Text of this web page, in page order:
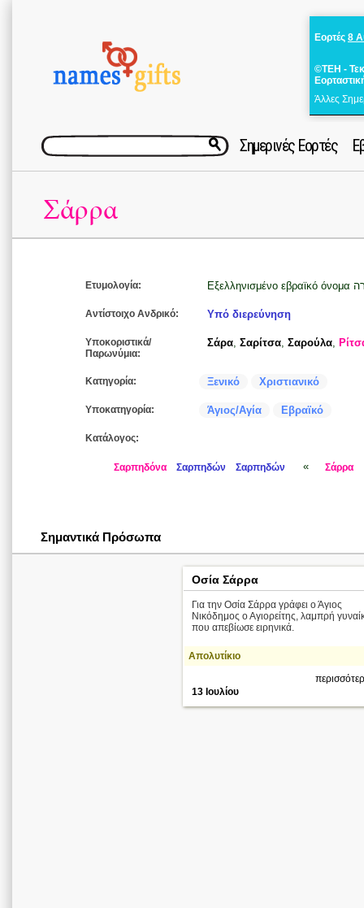
Εορτές 8
©ΤΕΗ -
Άλλες
Σημερινές Εορτές
Σάρρα
Ετυμολογία:
Αντίστοιχο Ανδρικό: Υπό διερεύνηση
Υποκοριστικά/
Παρωνύμια:
Σάρα, Σαρίτσα, Σαρούλα,
Κατηγορία: Ξενικό Χριστιανικό
Υποκατηγορία: Άγιος/Αγία Εβραϊκό
Κατάλογος:
Σαρπηδόνα Σαρπηδών Σαρπηδών « Σάρρα
Σημαντικά Πρόσωπα
Οσία Σάρρα
Για την Οσία Σάρρα γράφει ο Άγιος
Νικόδημος ο Αγιορείτης, λαμπρή
που απεβίωσε ειρηνικά.
Απολυτίκιο
13 Ιουλίου